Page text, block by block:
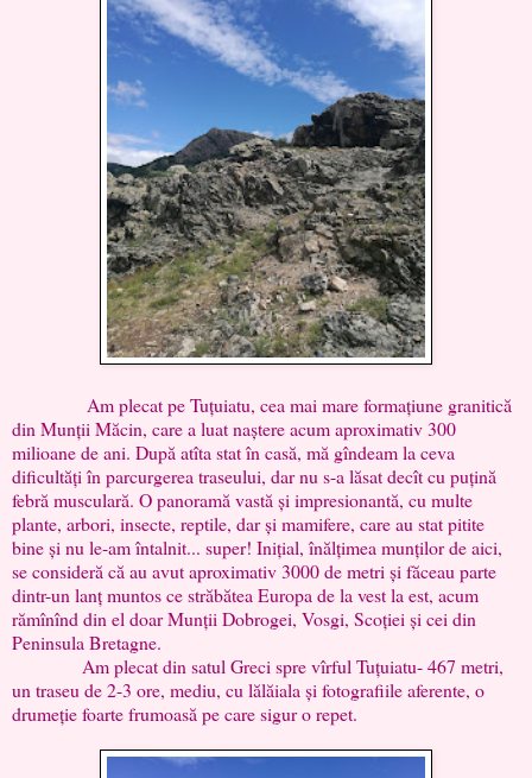
Am plecat pe Tuțuiatu, cea mai mare formațiune granitică
din Munții Măcin, care a luat naștere acum aproximativ 300
milioane de ani. După atîta stat în casă, mă gîndeam la ceva
dificultăți în parcurgerea traseului, dar nu s-a lăsat decît cu puțină
febră musculară. O panoramă vastă și impresionantă, cu multe
plante, arbori, insecte, reptile, dar și mamifere, care au stat pitite
bine și nu le-am întalnit... super! Inițial, înălțimea munților de aici,
se consideră că au avut aproximativ 3000 de metri și făceau parte
dintr-un lanț muntos ce străbătea Europa de la vest la est, acum
rămînînd din el doar Munții Dobrogei, Vosgi, Scoției și cei din
Peninsula Bretagne.
Am plecat din satul Greci spre vîrful Tuțuiatu- 467 metri,
un traseu de 2-3 ore, mediu, cu lălăiala și fotografiile aferente, o
drumeție foarte frumoasă pe care sigur o repet.